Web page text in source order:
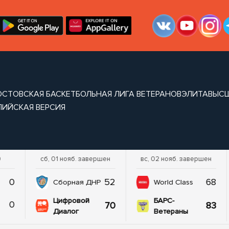
БАСКЕТБОЛЬНАЯ ЛИГА ВЕТЕРАНОВЭЛИТА
ВЕРСИЯ
0
0
сб, 01 нояб. завершен
Сборная ДНР 52
Цифровой
Диалог
70
вс, 02 нояб. завершен
World Class 68
БАРС-
Ветераны
83